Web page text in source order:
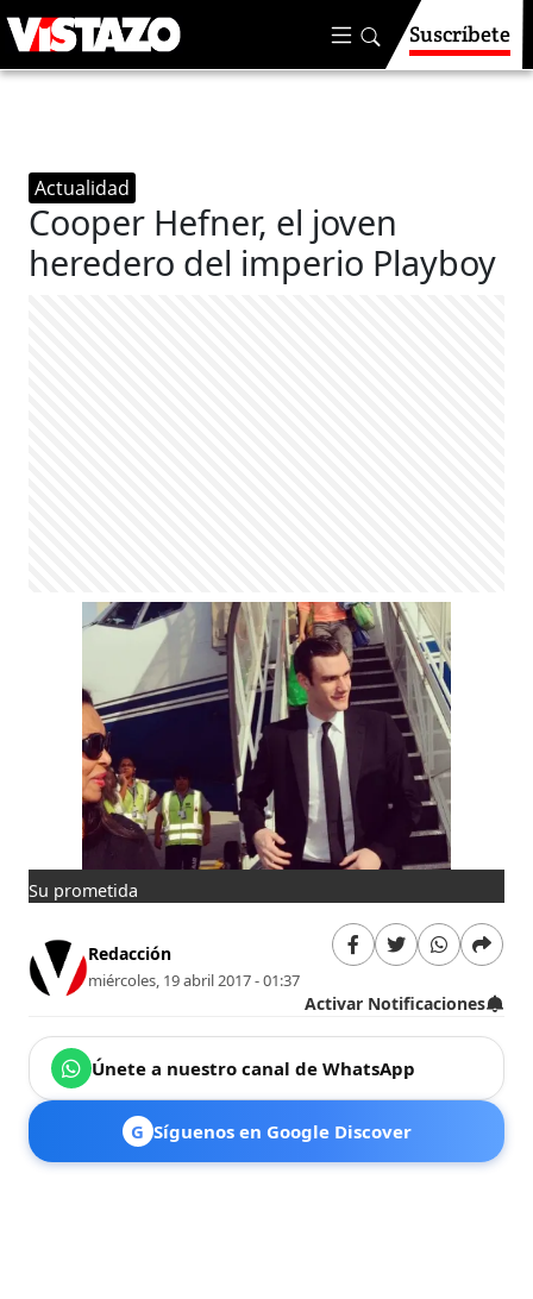
Suscríbete
Actualidad
Cooper Hefner, el joven
heredero del imperio Playboy
Su prometida
Redacción
miércoles, 19 abril 2017 - 01:37
Activar Notificaciones
Únete a nuestro canal de WhatsApp
G Síguenos en Google Discover